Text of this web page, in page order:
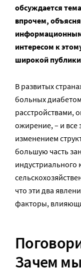
обсуждается
впрочем,
интересом к
широкой
В развитых
больных
расстройствами,
ожирение, – и все
изменением
большую часть
что эти два
факторы,
Зачем